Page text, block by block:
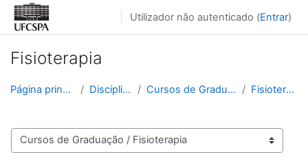
Ir para o conteúdo principal
Utilizador não autenticado (Entrar)
Fisioterapia
Página principal Disciplinas Cursos de Graduação Fisioterapia
Categorias de disciplinas